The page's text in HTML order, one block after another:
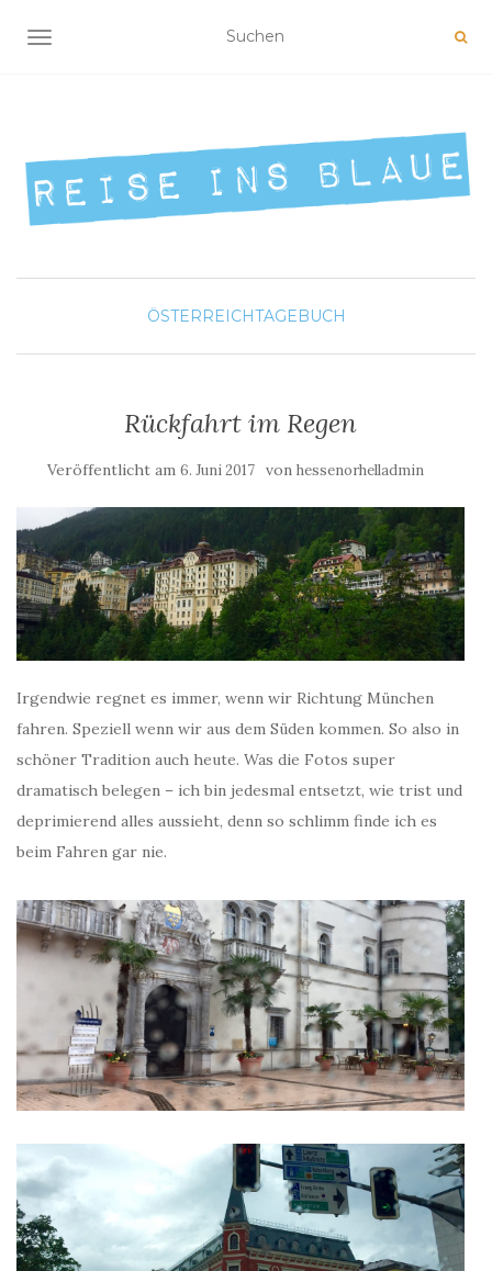
NAVIGATION UMSCHALTEN
ÖSTERREICHTAGEBUCH
Rückfahrt im Regen
Veröffentlicht am 6. Juni 2017 von hessenorhelladmin
Irgendwie regnet es immer, wenn wir Richtung München
fahren. Speziell wenn wir aus dem Süden kommen. So also in
schöner Tradition auch heute. Was die Fotos super
dramatisch belegen – ich bin jedesmal entsetzt, wie trist und
deprimierend alles aussieht, denn so schlimm finde ich es
beim Fahren gar nie.